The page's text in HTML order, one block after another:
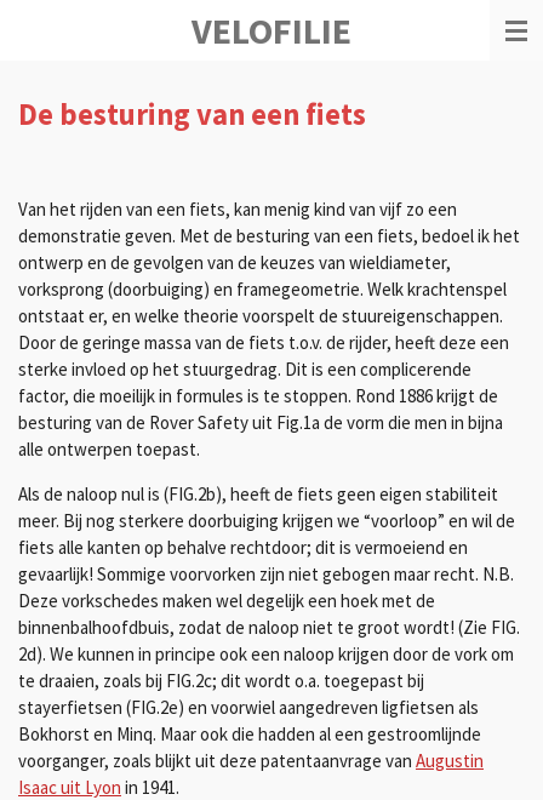
de
hoofdinhoud
VELOFILIE
De besturing van een fiets
Van het rijden van een fiets, kan menig kind van vijf zo een
demonstratie geven. Met de besturing van een fiets, bedoel ik het
ontwerp en de gevolgen van de keuzes van wieldiameter,
vorksprong (doorbuiging) en framegeometrie. Welk krachtenspel
ontstaat er, en welke theorie voorspelt de stuureigenschappen.
Door de geringe massa van de fiets t.o.v. de rijder, heeft deze een
sterke invloed op het stuurgedrag. Dit is een complicerende
factor, die moeilijk in formules is te stoppen. Rond 1886 krijgt de
besturing van de Rover Safety uit Fig.1a de vorm die men in bijna
alle ontwerpen toepast.
Als de naloop nul is (FIG.2b), heeft de fiets geen eigen stabiliteit
meer. Bij nog sterkere doorbuiging krijgen we “voorloop” en wil de
fiets alle kanten op behalve rechtdoor; dit is vermoeiend en
gevaarlijk! Sommige voorvorken zijn niet gebogen maar recht. N.B.
Deze vorkschedes maken wel degelijk een hoek met de
binnenbalhoofdbuis, zodat de naloop niet te groot wordt! (Zie FIG.
2d). We kunnen in principe ook een naloop krijgen door de vork om
te draaien, zoals bij FIG.2c; dit wordt o.a. toegepast bij
stayerfietsen (FIG.2e) en voorwiel aangedreven ligfietsen als
Bokhorst en Minq. Maar ook die hadden al een gestroomlijnde
voorganger, zoals blijkt uit deze patentaanvrage van Augustin
Isaac uit Lyon in 1941.